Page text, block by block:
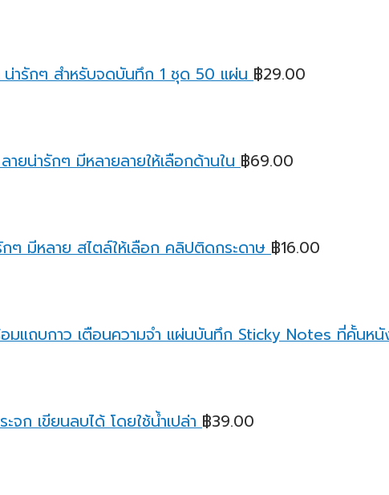
ารักๆ สำหรับจดบันทึก 1 ชุด 50 แผ่น ฿29.00
ยน่ารักๆ มีหลายลายให้เลือกด้านใน ฿69.00
ๆ มีหลาย สไตล์ให้เลือก คลิปติดกระดาษ ฿16.00
มแถบกาว เตือนความจํา แผ่นบันทึก Sticky Notes ที่คั้นหนั
จก เขียนลบได้ โดยใช้น้ำเปล่า ฿39.00